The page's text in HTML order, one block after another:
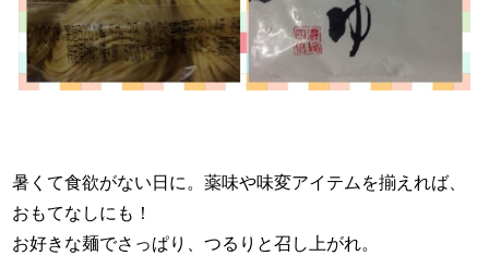
暑くて食欲がない日に。薬味や味変アイテムを揃えれば、
おもてなしにも！
お好きな麺でさっぱり、つるりと召し上がれ。